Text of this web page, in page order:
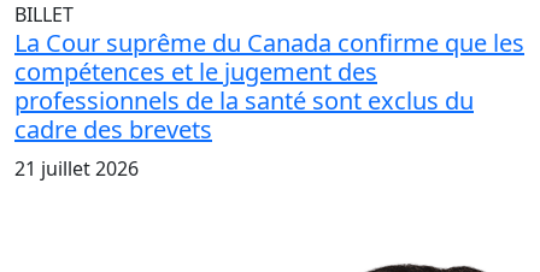
BILLET
La Cour suprême du Canada confirme que les
compétences et le jugement des
professionnels de la santé sont exclus du
cadre des brevets
21 juillet 2026